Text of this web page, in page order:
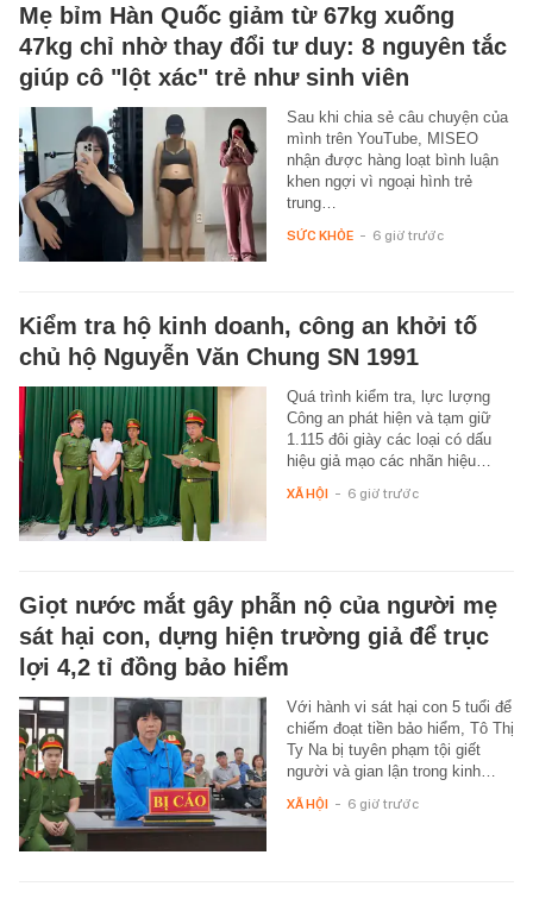
Mẹ bỉm Hàn Quốc giảm từ 67kg xuống
47kg chỉ nhờ thay đổi tư duy: 8 nguyên tắc
giúp cô "lột xác" trẻ như sinh viên
Sau khi chia sẻ câu chuyện của
mình trên YouTube, MISEO
nhận được hàng loạt bình luận
khen ngợi vì ngoại hình trẻ
trung…
SỨC KHỎE - 6 giờ trước
Kiểm tra hộ kinh doanh, công an khởi tố
chủ hộ Nguyễn Văn Chung SN 1991
Quá trình kiểm tra, lực lượng
Công an phát hiện và tạm giữ
1.115 đôi giày các loại có dấu
hiệu giả mạo các nhãn hiệu…
XÃ HỘI - 6 giờ trước
Giọt nước mắt gây phẫn nộ của người mẹ
sát hại con, dựng hiện trường giả để trục
lợi 4,2 tỉ đồng bảo hiểm
Với hành vi sát hại con 5 tuổi để
chiếm đoạt tiền bảo hiểm, Tô Thị
Ty Na bị tuyên phạm tội giết
người và gian lận trong kinh…
XÃ HỘI - 6 giờ trước